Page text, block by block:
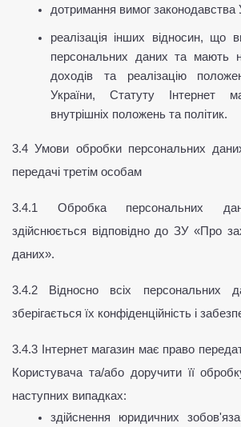
дотримання вимог законодавства
реалізація інших відносин, що
персональних даних та мають
доходів та реалізацію
України, Статуту Інтернет
внутрішніх положень та політик.
3.4 Умови обробки персональних даних
передачі третім особам
3.4.1 Обробка персональних
здійснюється відповідно до ЗУ «Про
даних».
3.4.2 Відносно всіх персональних
зберігається їх конфіденційність і
3.4.3 Інтернет магазин має право
Користувача та/або доручити її
наступних випадках:
здійснення юридичних